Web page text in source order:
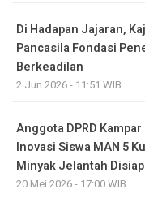
Di Hadapan Jajaran,
Pancasila Fondasi
Berkeadilan
2 Jun 2026 - 11:51 WIB
Anggota DPRD
Inovasi Siswa MAN 5
Minyak Jelantah
20 Mei 2026 - 17:00 WIB